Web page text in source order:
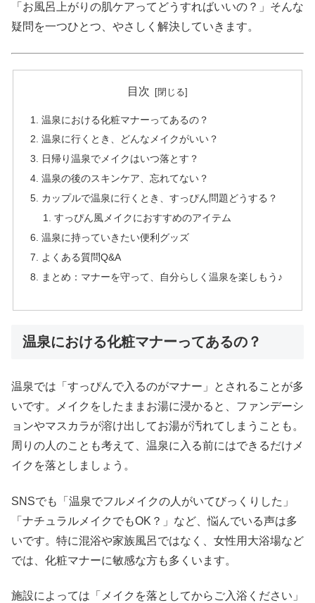
「お風呂上がりの肌ケアってどうすればいいの？」そんな
疑問を一つひとつ、やさしく解決していきます。
目次
温泉における化粧マナーってあるの？
温泉に行くとき、どんなメイクがいい？
日帰り温泉でメイクはいつ落とす？
温泉の後のスキンケア、忘れてない？
カップルで温泉に行くとき、すっぴん問題どうする？
すっぴん風メイクにおすすめのアイテム
温泉に持っていきたい便利グッズ
よくある質問Q&A
まとめ：マナーを守って、自分らしく温泉を楽しもう♪
温泉における化粧マナーってあるの？
温泉では「すっぴんで入るのがマナー」とされることが多
いです。メイクをしたままお湯に浸かると、ファンデーシ
ョンやマスカラが溶け出してお湯が汚れてしまうことも。
周りの人のことも考えて、温泉に入る前にはできるだけメ
イクを落としましょう。
SNSでも「温泉でフルメイクの人がいてびっくりした」
「ナチュラルメイクでもOK？」など、悩んでいる声は多
いです。特に混浴や家族風呂ではなく、女性用大浴場など
では、化粧マナーに敏感な方も多くいます。
施設によっては「メイクを落としてからご入浴ください」